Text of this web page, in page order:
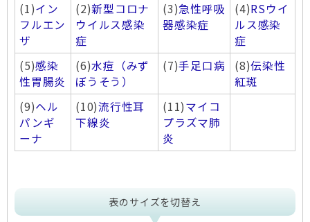
(1)イン
フルエン
ザ
(2)新型コロナ
ウイルス感染
症
(3)急性呼吸
器感染症
(4)RSウイ
ルス感染
症
(5)感染
性胃腸炎
(6)水痘（みず
ぼうそう）
(7)手足口病 (8)伝染性
紅斑
(9)ヘル
パンギ
ーナ
(10)流行性耳
下線炎
(11)マイコ
プラズマ肺
炎
表のサイズを切替え